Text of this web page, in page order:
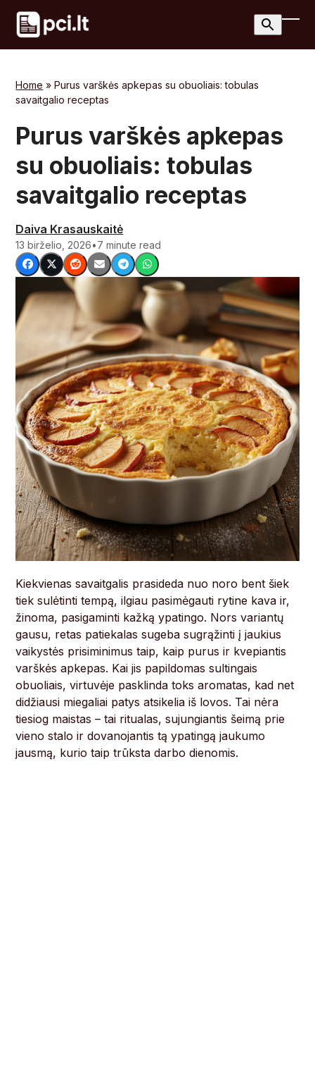
Skip
content
Home »Purus varškės apkepas su obuoliais: tobulas
savaitgalio receptas
Purus varškės apkepas
su obuoliais: tobulas
savaitgalio receptas
Daiva Krasauskaitė
13 birželio, 2026•7 minute read
Kiekvienas savaitgalis prasideda nuo noro bent šiek
tiek sulėtinti tempą, ilgiau pasimėgauti rytine kava ir,
žinoma, pasigaminti kažką ypatingo. Nors variantų
gausu, retas patiekalas sugeba sugrąžinti į jaukius
vaikystės prisiminimus taip, kaip purus ir kvepiantis
varškės apkepas. Kai jis papildomas sultingais
obuoliais, virtuvėje pasklinda toks aromatas, kad net
didžiausi miegaliai patys atsikelia iš lovos. Tai nėra
tiesiog maistas – tai ritualas, sujungiantis šeimą prie
vieno stalo ir dovanojantis tą ypatingą jaukumo
jausmą, kurio taip trūksta darbo dienomis.